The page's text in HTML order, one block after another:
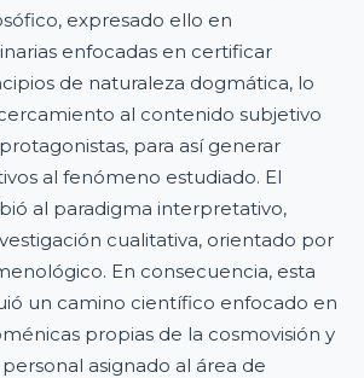
expresado ello en
enfocadas en certificar
de naturaleza dogmática, lo
al contenido subjetivo
para así generar
al fenómeno estudiado. El
al paradigma interpretativo,
cualitativa, orientado por
En consecuencia, esta
un camino científico enfocado en
propias de la cosmovisión y
asignado al área de